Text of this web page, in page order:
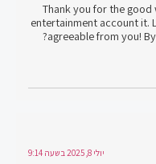
Thank you for the
entertainment account it.
agreeable from you!
יולי 8, 2025 בשעה 9:14